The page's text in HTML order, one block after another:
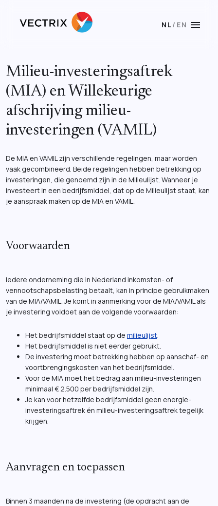
NL / EN menu
Milieu-investeringsaftrek
(MIA) en Willekeurige
afschrijving milieu-
investeringen (VAMIL)
De MIA en VAMIL zijn verschillende regelingen, maar worden
vaak gecombineerd. Beide regelingen hebben betrekking op
investeringen, die genoemd zijn in de Milieulijst. Wanneer je
investeert in een bedrijfsmiddel, dat op de Milieulijst staat, kan
je aanspraak maken op de MIA en VAMIL.
Voorwaarden
Iedere onderneming die in Nederland inkomsten- of
vennootschapsbelasting betaalt, kan in principe gebruikmaken
van de MIA/VAMIL. Je komt in aanmerking voor de MIA/VAMIL als
je investering voldoet aan de volgende voorwaarden:
Het bedrijfsmiddel staat op de milieulijst.
Het bedrijfsmiddel is niet eerder gebruikt.
De investering moet betrekking hebben op aanschaf- en
voortbrengingskosten van het bedrijfsmiddel.
Voor de MIA moet het bedrag aan milieu-investeringen
minimaal € 2.500 per bedrijfsmiddel zijn.
Je kan voor hetzelfde bedrijfsmiddel geen energie-
investeringsaftrek én milieu-investeringsaftrek tegelijk
krijgen.
Aanvragen en toepassen
Binnen 3 maanden na de investering (de opdracht aan de